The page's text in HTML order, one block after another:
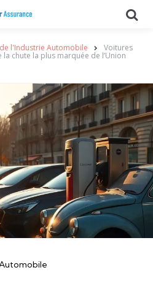
l'Industrie Automobile Voitures
la chute la plus marquée de l’Union